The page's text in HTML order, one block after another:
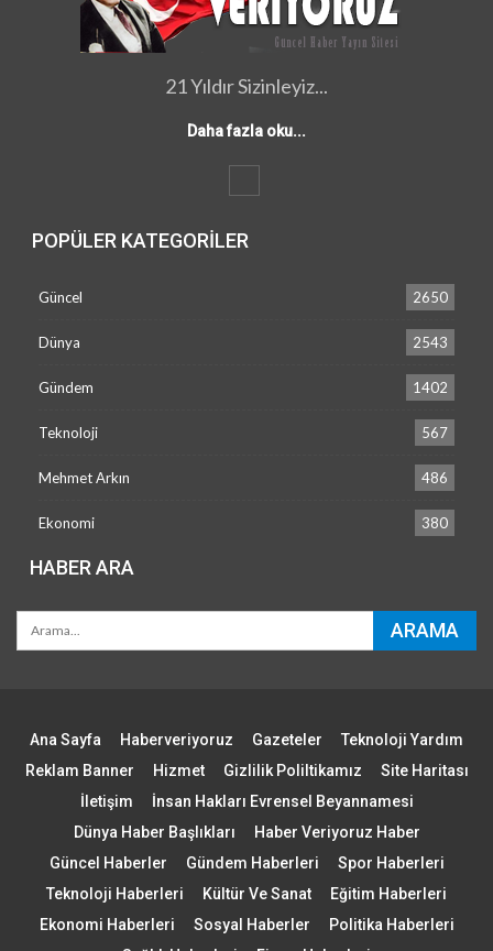
21 Yıldır Sizinleyiz...
Daha fazla oku...
POPÜLER KATEGORILER
Güncel 2650
Dünya 2543
Gündem 1402
Teknoloji 567
Mehmet Arkın 486
Ekonomi 380
HABER ARA
Ana Sayfa Haberveriyoruz Gazeteler
Teknoloji Yardım
Reklam Banner
Hizmet Gizlilik Poliltikamız
Site Haritası
İletişim
İnsan Hakları Evrensel Beyannamesi
Dünya Haber Başlıkları
Haber Veriyoruz Haber
Güncel Haberler
Gündem Haberleri
Spor Haberleri
Teknoloji Haberleri
Kültür Ve Sanat
Eğitim Haberleri
Ekonomi Haberleri
Sosyal Haberler
Politika Haberleri